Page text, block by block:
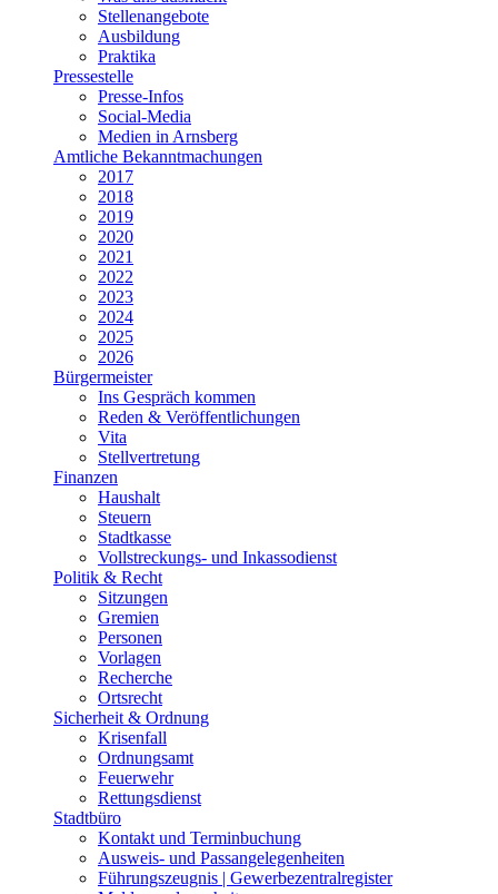
Stellenangebote
Ausbildung
Praktika
Pressestelle
Presse-Infos
Social-Media
Medien in Arnsberg
Amtliche Bekanntmachungen
2017
2018
2019
2020
2021
2022
2023
2024
2025
2026
Bürgermeister
Ins Gespräch kommen
Reden & Veröffentlichungen
Vita
Stellvertretung
Finanzen
Haushalt
Steuern
Stadtkasse
Vollstreckungs- und Inkassodienst
Politik & Recht
Sitzungen
Gremien
Personen
Vorlagen
Recherche
Ortsrecht
Sicherheit & Ordnung
Krisenfall
Ordnungsamt
Feuerwehr
Rettungsdienst
Stadtbüro
Kontakt und Terminbuchung
Ausweis- und Passangelegenheiten
Führungszeugnis | Gewerbezentralregister